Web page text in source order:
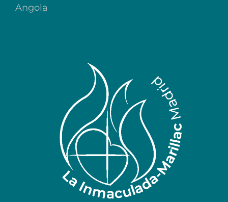
Angola